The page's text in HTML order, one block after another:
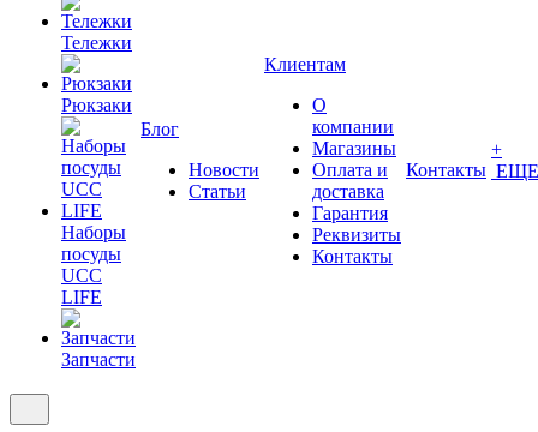
Тележки
Рюкзаки
Наборы
посуды
UCC
LIFE
Запчасти
Блог
Новости
Статьи
Клиентам
О
компании
Магазины
Оплата и
доставка
Гарантия
Реквизиты
Контакты
Контакты
+
ЕЩЕ